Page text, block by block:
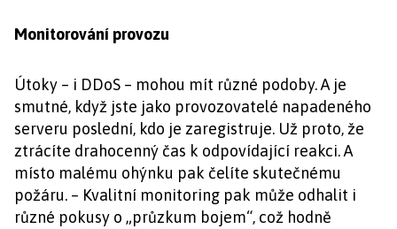
Monitorování provozu
Útoky – i DDoS – mohou mít různé podoby. A je
smutné, když jste jako provozovatelé napadeného
serveru poslední, kdo je zaregistruje. Už proto, že
ztrácíte drahocenný čas k odpovídající reakci. A
místo malému ohýnku pak čelíte skutečnému
požáru. – Kvalitní monitoring pak může odhalit i
různé pokusy o „průzkum bojem“, což hodně